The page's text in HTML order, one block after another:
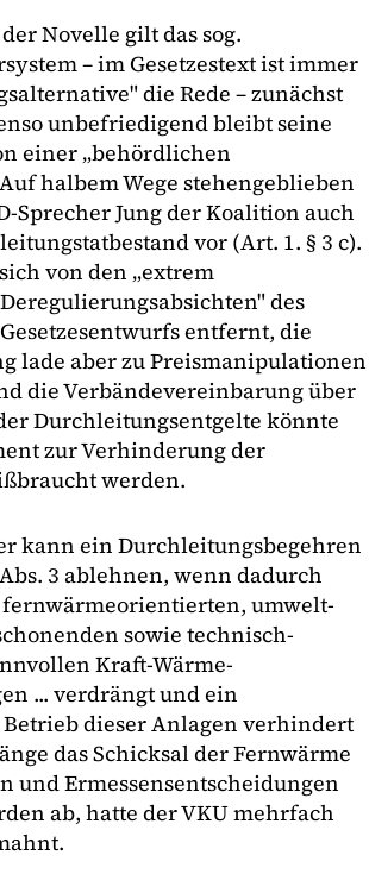
Novelle gilt das sog.
– im Gesetzestext ist immer
die Rede – zunächst
unbefriedigend bleibt seine
einer „behördlichen
halbem Wege stehengeblieben
Sprecher Jung der Koalition auch
vor (Art. 1. § 3 c).
von den „extrem
des
entfernt, die
lade aber zu Preismanipulationen
die Verbändevereinbarung über
Durchleitungsentgelte könnte
zur Verhinderung der
werden.
kann ein Durchleitungsbegehren
3 ablehnen, wenn dadurch
fernwärmeorientierten, umwelt-
sowie technisch-
Kraft-Wärme-
... verdrängt und ein
dieser Anlagen verhindert
das Schicksal der Fernwärme
und Ermessensentscheidungen
ab, hatte der VKU mehrfach